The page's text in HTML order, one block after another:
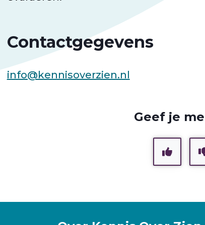
Contactgegevens
info@kennisoverzien.nl
Geef je